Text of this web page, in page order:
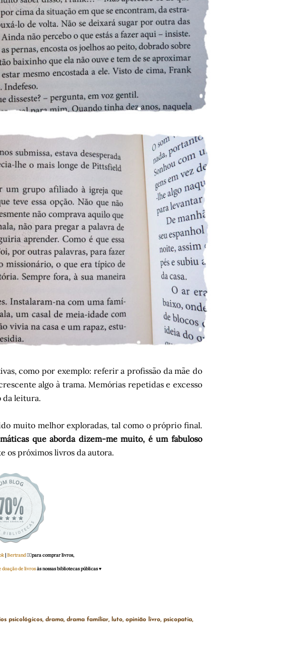
como por exemplo: referir a profissão da mãe do
algo à trama. Memórias repetidas e excesso
da leitura.
muito melhor exploradas, tal como o próprio final.
que aborda dizem-me muito, é um fabuloso
os próximos livros da autora.
|Bertrand👈🏻para comprar livros,
doação de livrosàs nossas bibliotecas públicas ♥️
psicológicos drama drama familiar luto opinião livro psicopatia